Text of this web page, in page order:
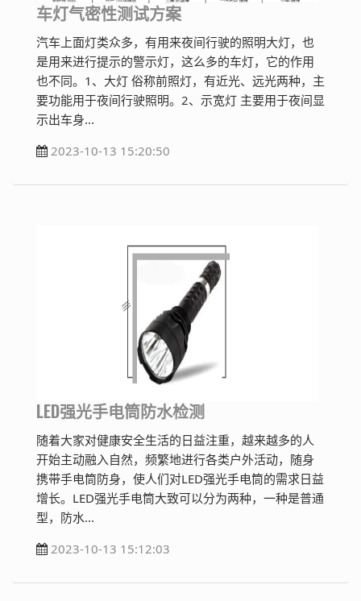
车灯气密性测试方案
汽车上面灯类众多，有用来夜间行驶的照明大灯，也
是用来进行提示的警示灯，这么多的车灯，它的作用
也不同。1、大灯 俗称前照灯，有近光、远光两种，主
要功能用于夜间行驶照明。2、示宽灯 主要用于夜间显
示出车身...
2023-10-13 15:20:50
LED强光手电筒防水检测
随着大家对健康安全生活的日益注重，越来越多的人
开始主动融入自然，频繁地进行各类户外活动，随身
携带手电筒防身，使人们对LED强光手电筒的需求日益
增长。LED强光手电筒大致可以分为两种，一种是普通
型，防水...
2023-10-13 15:12:03